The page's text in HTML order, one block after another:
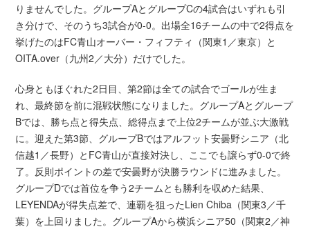
りませんでした。グループAとグループCの4試合はいずれも引
き分けで、そのうち3試合が0-0。出場全16チームの中で2得点を
挙げたのはFC青山オーバー・フィフティ（関東1／東京）と
OITA.over（九州2／大分）だけでした。
心身ともほぐれた2日目、第2節は全ての試合でゴールが生ま
れ、最終節を前に混戦状態になりました。グループAとグループ
Bでは、勝ち点と得失点、総得点まで上位2チームが並ぶ大激戦
に。迎えた第3節、グループBではアルフット安曇野シニア（北
信越1／長野）とFC青山が直接対決し、ここでも譲らず0-0で終
了。反則ポイントの差で安曇野が決勝ラウンドに進みました。
グループDでは首位を争う2チームとも勝利を収めた結果、
LEYENDAが得失点差で、連覇を狙ったLien Chiba（関東3／千
葉）を上回りました。グループAから横浜シニア50（関東2／神